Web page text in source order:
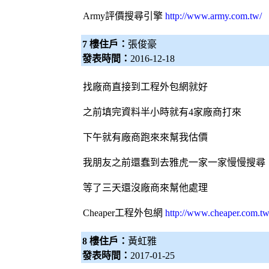
Army評價搜尋引擎 http://www.army.com.tw/
7 樓住戶： 張俊豪
發表時間： 2016-12-18
找廠商直接到工程外包網就好
之前填完資料半小時就有4家廠商打來
下午就有廠商跑來來幫我估價
我朋友之前還蠢到去雅虎一家一家慢慢搜尋
等了三天還沒廠商來幫他處理
Cheaper工程外包網 http://
8 樓住戶： 黃虹雅
發表時間： 2017-01-25